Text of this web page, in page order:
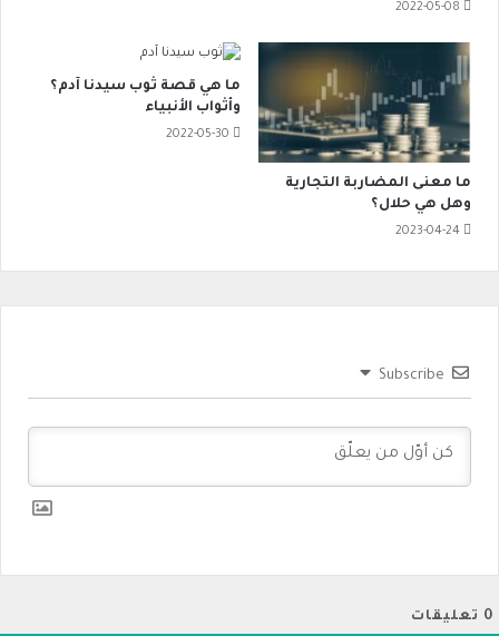
2022-05-08
ما معنى المضاربة التجارية
وهل هي حلال؟
2023-04-24
ما هي قصة ثوب سيدنا آدم؟
وأثواب الأنبياء
2022-05-30
Subscribe
0 تعليقات